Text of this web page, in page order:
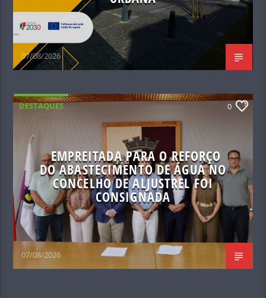
07/08/2026
DESTAQUES 0
EMPREITADA PARA O REFORÇO
DO ABASTECIMENTO DE ÁGUA NO
CONCELHO DE ALJUSTREL FOI
CONSIGNADA
07/08/2026